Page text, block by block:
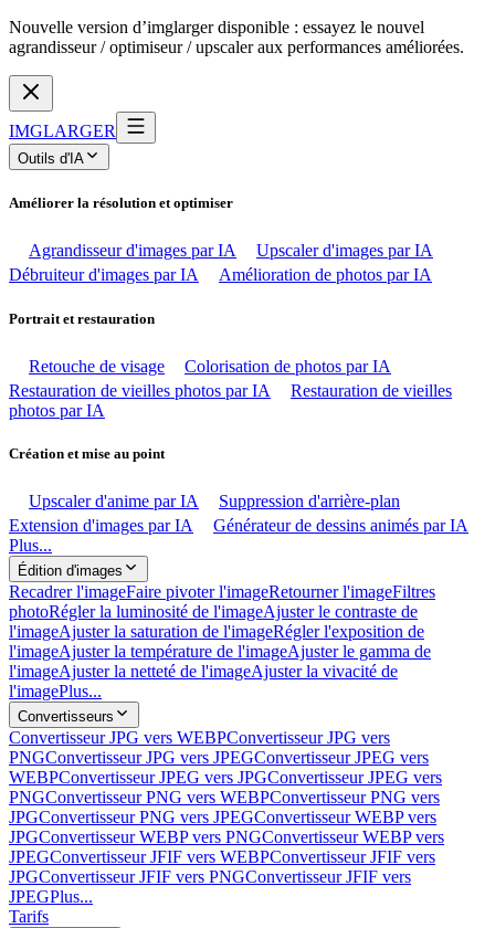
Nouvelle version d’imglarger disponible : essayez le nouvel
agrandisseur / optimiseur / upscaler aux performances améliorées.
IMGLARGER
Outils d'IA
Améliorer la résolution et optimiser
Agrandisseur d'images par IA
Upscaler d'images par IA
Débruiteur d'images par IA
Amélioration de photos par IA
Portrait et restauration
Retouche de visage
Colorisation de photos par IA
Restauration de vieilles photos par IA
Restauration de vieilles
photos par IA
Création et mise au point
Upscaler d'anime par IA
Suppression d'arrière-plan
Extension d'images par IA
Générateur de dessins animés par IA
Plus...
Édition d'images
Recadrer l'imageFaire pivoter l'imageRetourner l'imageFiltres
photoRégler la luminosité de l'imageAjuster le contraste de
l'imageAjuster la saturation de l'imageRégler l'exposition de
l'imageAjuster la température de l'imageAjuster le gamma de
l'imageAjuster la netteté de l'imageAjuster la vivacité de
l'imagePlus...
Convertisseurs
Convertisseur JPG vers WEBPConvertisseur JPG vers
PNGConvertisseur JPG vers JPEGConvertisseur JPEG vers
WEBPConvertisseur JPEG vers JPGConvertisseur JPEG vers
PNGConvertisseur PNG vers WEBPConvertisseur PNG vers
JPGConvertisseur PNG vers JPEGConvertisseur WEBP vers
JPGConvertisseur WEBP vers PNGConvertisseur WEBP vers
JPEGConvertisseur JFIF vers WEBPConvertisseur JFIF vers
JPGConvertisseur JFIF vers PNGConvertisseur JFIF vers
JPEGPlus...
Tarifs